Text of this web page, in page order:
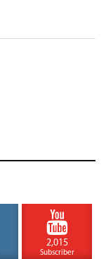
2,015
Subscriber